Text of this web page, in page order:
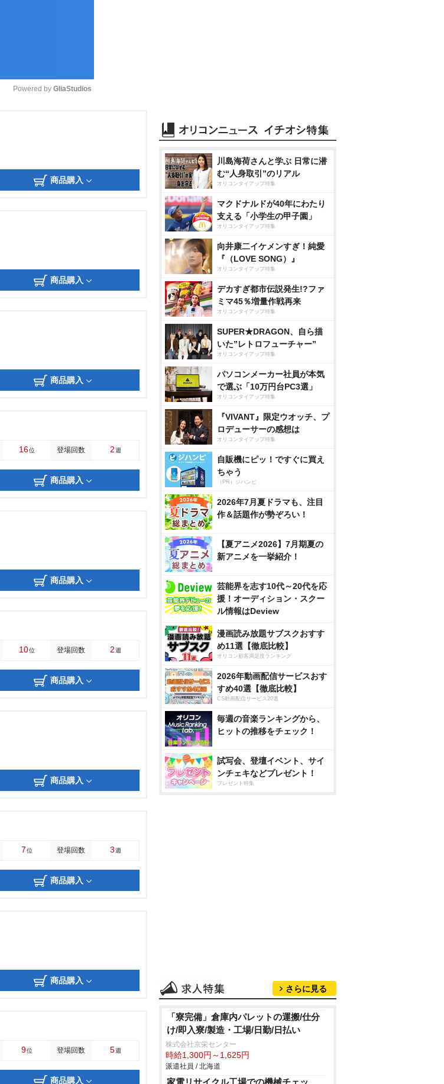
e
Powered by GliaStudios
商品購入
商品購入
商品購入
16位 登場回数 2週
商品購入
商品購入
10位 登場回数 2週
商品購入
商品購入
7位 登場回数 3週
商品購入
商品購入
9位 登場回数 5週
商品購入
川島海荷さんと学ぶ 日常に潜
む“人身取引”のリアル
オリコンタイアップ特集
マクドナルドが40年にわたり
支える「小学生の甲子園」
オリコンタイアップ特集
向井康二イケメンすぎ！純愛
『（LOVE SONG）』
オリコンタイアップ特集
デカすぎ都市伝説発生!?ファ
ミマ45％増量作戦再来
オリコンタイアップ特集
SUPER★DRAGON、自ら描
いた”レトロフューチャー”
オリコンタイアップ特集
パソコンメーカー社員が本気
で選ぶ「10万円台PC3選」
オリコンタイアップ特集
『VIVANT』限定ウオッチ、プ
ロデューサーの感想は
オリコンタイアップ特集
自販機にピッ！ですぐに買え
ちゃう
（PR）ジハンピ
2026年7月夏ドラマも、注目
作＆話題作が勢ぞろい！
【夏アニメ2026】7月期夏の
新アニメを一挙紹介！
芸能界を志す10代～20代を応
援！オーディション・スクー
ル情報はDeview
漫画読み放題サブスクおすす
め11選【徹底比較】
オリコン顧客満足度ランキング
2026年動画配信サービスおす
すめ40選【徹底比較】
CS動画配信サービス20選
毎週の音楽ランキングから、
ヒットの推移をチェック！
試写会、登壇イベント、サイ
ンチェキなどプレゼント！
プレゼント特集
さらに見る
「寮完備」倉庫内パレットの運搬/仕分
け/即入寮/製造・工場/日勤/日払い
株式会社京栄センター
時給1,300円～1,625円
派遣社員 / 北海道
家電リサイクル工場での機械チェッ